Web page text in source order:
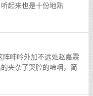
起来也是十份地熟
外加不远处赵嘉霖
夹杂了哭腔的啼咽，简
的高潮……